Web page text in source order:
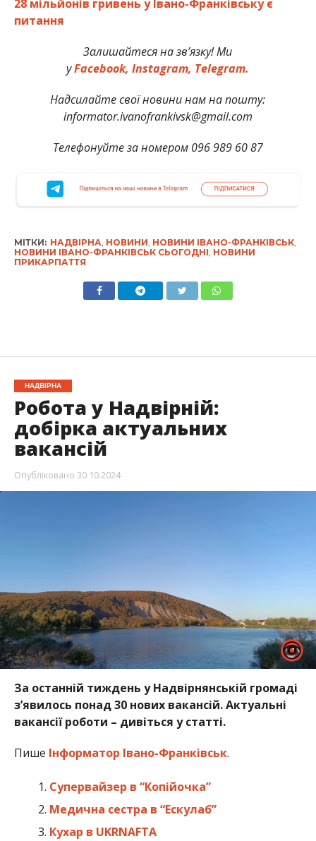
28 мільйонів гривень у Івано-Франківську є
питання
Залишайтеся на зв’язку! Ми
уFacebook, Instagram, Telegram.
Надсилайте свої новини нам на пошту:
informator.ivanofrankivsk@gmail.com
Телефонуйте за номером 096 989 60 87
МІТКИ: НАДВІРНА, НОВИНИ, НОВИНИ ІВАНО-ФРАНКІВСЬК,
НОВИНИ ІВАНО-ФРАНКІВСЬК СЬОГОДНІ, НОВИНИ
ПРИКАРПАТТЯ
НАДВІРНА
Робота у Надвірній:
добірка актуальних
вакансій
Опубліковано 30.10.2024
За останній тиждень у Надвірнянській громаді
зʼявилось понад 30 нових вакансій. Актуальні
вакансії роботи – дивіться у статті.
Пише Інформатор Івано-Франківськ.
Супервайзер в “Копійочка”
Медична сестра в “Ескулаб”
Кухар в UKRNAFTA